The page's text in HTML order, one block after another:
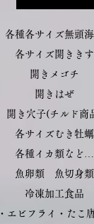
各種各サイズ無頭
各サイズ開ききす
開きメゴチ
開きはぜ
開き穴子(チルド商
各サイズむき牡蠣
各種イカ類など…
魚卵類 魚切身類
冷凍加工食品
ビフライ・たこ